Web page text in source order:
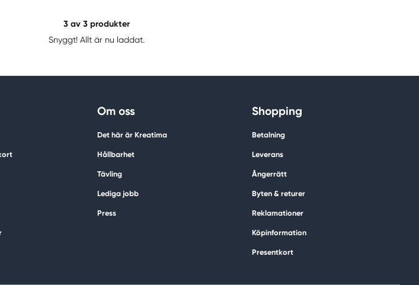
3 av 3 produkter
Snyggt! Allt är nu laddat.
Om oss
Det här är Kreatima
Hållbarhet
Tävling
Lediga jobb
Press
Shopping
Betalning
Leverans
Ångerrätt
Byten & returer
Reklamationer
Köpinformation
Presentkort